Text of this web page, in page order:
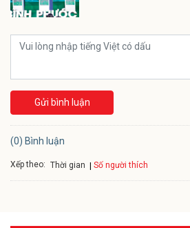
Gửi bình luận
(0) Bình luận
Xếp theo: Thời gian Số người thích